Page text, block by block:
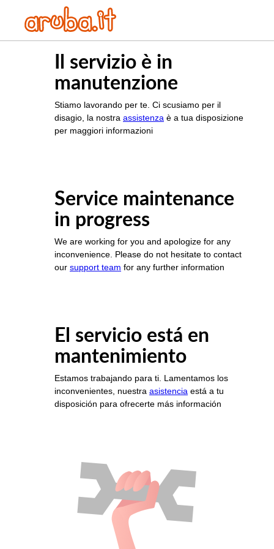
Il servizio è in
manutenzione
Stiamo lavorando per te. Ci scusiamo per il
disagio, la nostra assistenza è a tua disposizione
per maggiori informazioni
Service maintenance
in progress
We are working for you and apologize for any
inconvenience. Please do not hesitate to contact
our support team for any further information
El servicio está en
mantenimiento
Estamos trabajando para ti. Lamentamos los
inconvenientes, nuestra asistencia está a tu
disposición para ofrecerte más información